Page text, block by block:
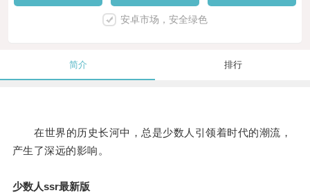
安卓市场，安全绿色
简介 排行
在世界的历史长河中，总是少数人引领着时代的潮流，
产生了深远的影响。
少数人ssr最新版